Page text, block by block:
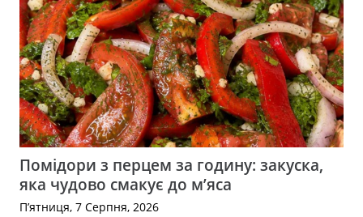
Помідори з перцем за годину: закуска,
яка чудово смакує до м’яса
П’ятниця, 7 Серпня, 2026